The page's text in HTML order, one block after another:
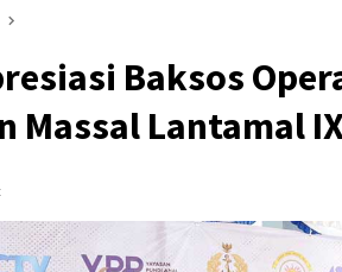
Baksos
Massal Lantamal